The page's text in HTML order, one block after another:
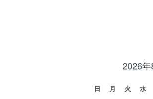
2026年
日 月 火 水